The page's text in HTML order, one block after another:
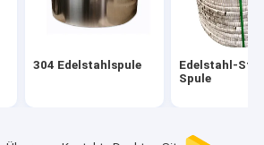
304 Edelstahlspule
Edelstahl-
Spule